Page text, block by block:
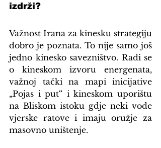
izdrži?
Važnost Irana za kinesku strategiju
dobro je poznata. To nije samo još
jedno kinesko savezništvo. Radi se
o kineskom izvoru energenata,
važnoj tački na mapi inicijative
„Pojas i put“ i kineskom uporištu
na Bliskom istoku gdje neki vode
vjerske ratove i imaju oružje za
masovno uništenje.